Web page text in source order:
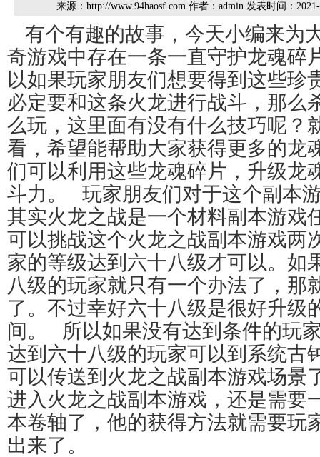
来源：http://www.94haosf.com 作者：admin 发表时间：
有个有趣的故事，今天小编来为
奇游戏中存在一条一直守护龙魂碎
以如果玩家朋友们想要得到这些珍
必定要和这条火龙进行战斗，那么
么玩，这里面有没有什么技巧呢？
看，希望能帮助大家获得更多的龙
们可以利用这些龙魂碎片，升级龙
斗力。 玩家朋友们对于这个副本
其实火龙之战是一个材料副本游戏
可以挑战这个火龙之战副本游戏两
家的等级达到六十八级才可以。如
八级的玩家就只有一个办法了，那
了。不过幸好六十八级是很好升级
间。 所以如果没有达到条件的玩
达到六十八级的玩家可以到系统古
可以传送到火龙之战副本游戏场景
进入火龙之战副本游戏，还是需要
本卷轴了，他的获得方法就需要玩
出来了。